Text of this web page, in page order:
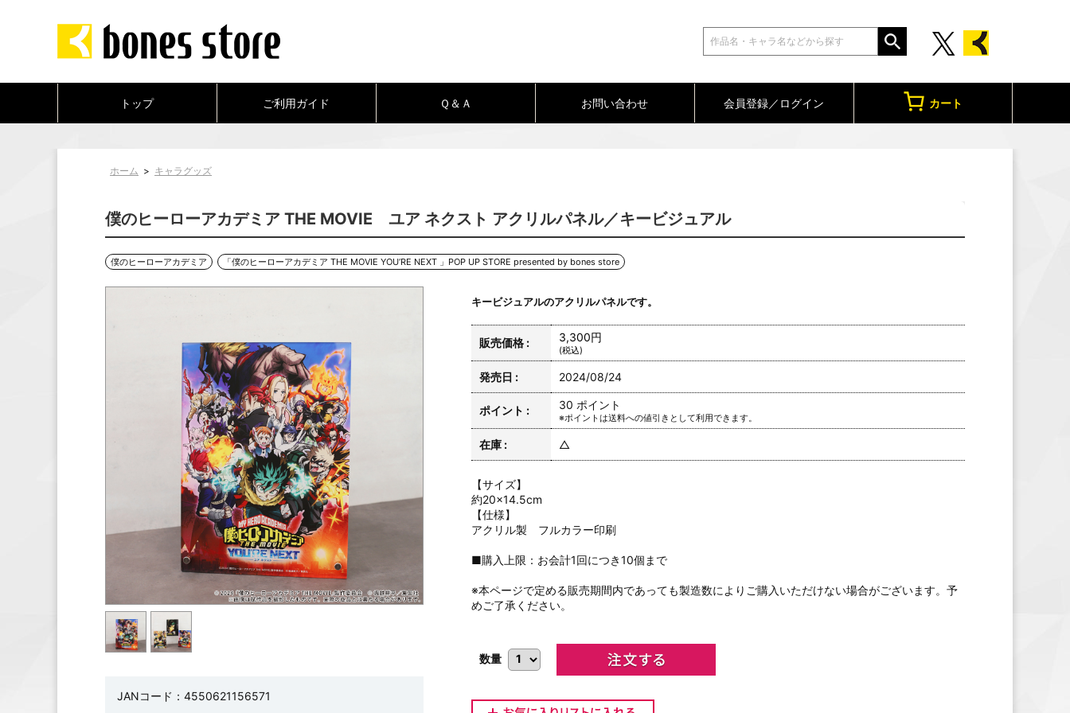
トップ ご利用ガイド Ｑ＆Ａ お問い合わせ 会員登録／ログイン カート
ホーム > キャラグッズ
僕のヒーローアカデミア THE MOVIE ユア ネクスト アクリルパネル／キービジュアル
僕のヒーローアカデミア 「僕のヒーローアカデミア THE MOVIE YOU‘RE NEXT 」POP UP STORE presented by bones store
JANコード：4550621156571
キービジュアルのアクリルパネルです。
販売価格 : 3,300円
(税込)
発売日 : 2024/08/24
ポイント : 30 ポイント
※ポイントは送料への値引きとして利用できます。
在庫 : △
【サイズ】
約20×14.5cm
【仕様】
アクリル製 フルカラー印刷
■購入上限：お会計1回につき10個まで
※本ページで定める販売期間内であっても製造数によりご購入いただけない場合がございます。予
めご了承ください。
数量